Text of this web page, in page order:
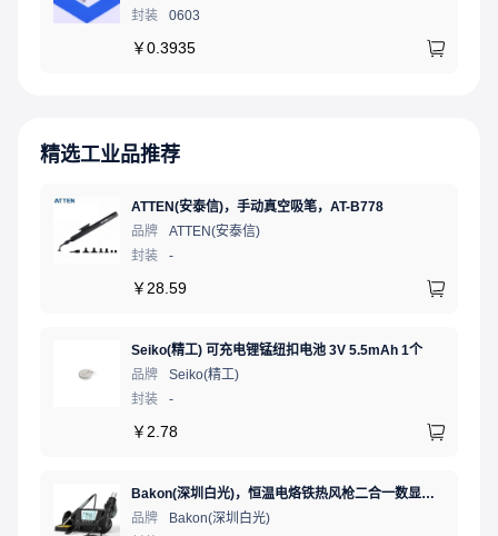
封装 0603
￥0.3935
精选工业品推荐
ATTEN(安泰信)，手动真空吸笔，AT-B778
品牌
ATTEN(安泰信)
封装
-
￥ 28.59
Seiko(精工) 可充电锂锰纽扣电池 3V 5.5mAh 1个
品牌
Seiko(精工)
封装
-
￥ 2.78
Bakon(深圳白光)，恒温电烙铁热风枪二合一数显可调温大功率无铅拆焊台，BK881（新老款交替发货）
品牌
Bakon(深圳白光)